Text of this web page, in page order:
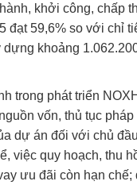
khởi công, chấp
đạt 59,6% so với chỉ
khoảng
trong phát triển
vốn, thủ tục
dự án đối với chủ
việc quy hoạch, thu
ưu đãi còn hạn chế;